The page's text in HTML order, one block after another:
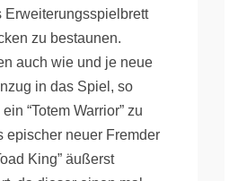
Erweiterungsspielbrett
zu bestaunen.
auch wie und je neue
in das Spiel, so
“Totem Warrior” zu
epischer neuer Fremder
King” äußerst